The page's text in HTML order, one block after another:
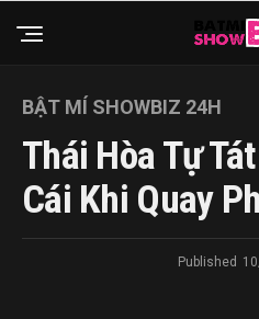
BẬT MÍ SHOWBIZ 24H
Thái Hòa Tự
Cái Khi Quay
Published